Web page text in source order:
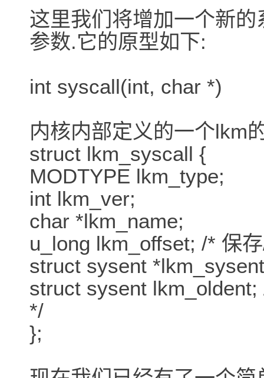
这里我们将增加一个新
参数.它的原型如下:
int syscall(int, char *)
内核内部定义的一个lkm
struct lkm_syscall {
MODTYPE lkm_type;
int lkm_ver;
char *lkm_name;
u_long lkm_offset; /* 保
struct sysent
struct sysent
*/
};